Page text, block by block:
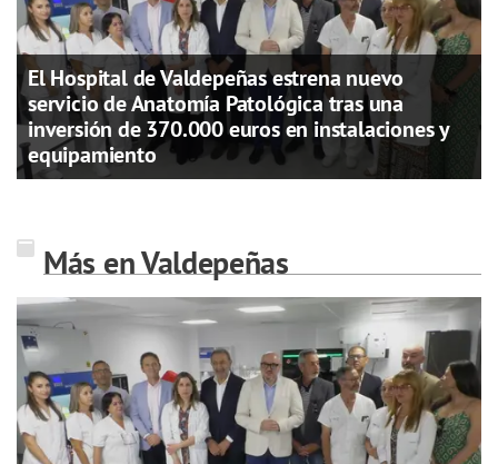
El Hospital de Valdepeñas estrena nuevo
servicio de Anatomía Patológica tras una
inversión de 370.000 euros en instalaciones y
equipamiento
Más en Valdepeñas